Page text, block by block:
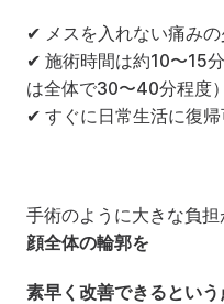
✔ メスを入れない痛み
✔ 施術時間は約10〜15
は全体で30〜40分程度）
✔ すぐに日常生活に復
手術のように大きな負担
顔全体の輪郭を
素早く改善できるという